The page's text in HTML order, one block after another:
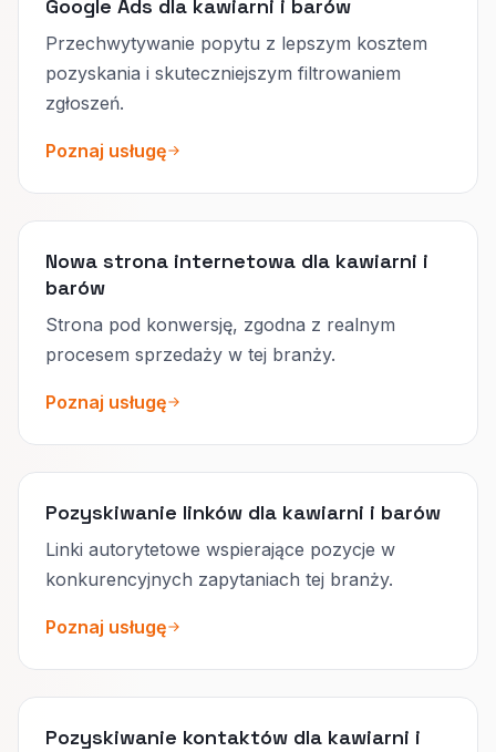
Google Ads dla kawiarni i barów
Przechwytywanie popytu z lepszym kosztem
pozyskania i skuteczniejszym filtrowaniem
zgłoszeń.
Poznaj usługę
Nowa strona internetowa dla kawiarni i
barów
Strona pod konwersję, zgodna z realnym
procesem sprzedaży w tej branży.
Poznaj usługę
Pozyskiwanie linków dla kawiarni i barów
Linki autorytetowe wspierające pozycje w
konkurencyjnych zapytaniach tej branży.
Poznaj usługę
Pozyskiwanie kontaktów dla kawiarni i